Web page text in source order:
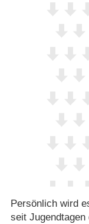
Persönlich wird
seit